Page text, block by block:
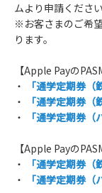
ムより申請ください
※お客さまのご希
ります。
【Apple Payの
・
「通学定期券
・
「通学定期券
・
「通学定期券
【Apple Payの
・
「通学定期券
・
「通学定期券